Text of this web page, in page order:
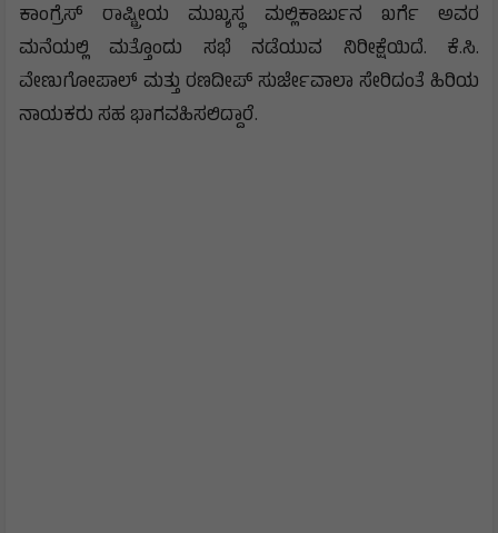
ಕಾಂಗ್ರೆಸ್ ರಾಷ್ಟ್ರೀಯ ಮುಖ್ಯಸ್ಥ ಮಲ್ಲಿಕಾರ್ಜುನ ಖರ್ಗೆ ಅವರ
ಮನೆಯಲ್ಲಿ ಮತ್ತೊಂದು ಸಭೆ ನಡೆಯುವ ನಿರೀಕ್ಷೆಯಿದೆ. ಕೆ.ಸಿ.
ವೇಣುಗೋಪಾಲ್ ಮತ್ತು ರಣದೀಪ್ ಸುರ್ಜೇವಾಲಾ ಸೇರಿದಂತೆ ಹಿರಿಯ
ನಾಯಕರು ಸಹ ಭಾಗವಹಿಸಲಿದ್ದಾರೆ.